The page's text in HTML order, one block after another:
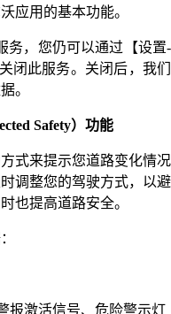
应用的基本功能。
务，您仍可以通过【设置-
闭此服务。关闭后，我们
。
Safety）功能
式来提示您道路变化情况
调整您的驾驶方式，以避
也提高道路安全。
报激活信号、危险警示灯